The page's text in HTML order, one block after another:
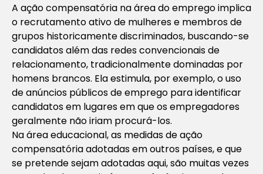
A ação compensatória na área do emprego implica
o recrutamento ativo de mulheres e membros de
grupos historicamente discriminados, buscando-se
candidatos além das redes convencionais de
relacionamento, tradicionalmente dominadas por
homens brancos. Ela estimula, por exemplo, o uso
de anúncios públicos de emprego para identificar
candidatos em lugares em que os empregadores
geralmente não iriam procurá-los.
Na área educacional, as medidas de ação
compensatória adotadas em outros países, e que
se pretende sejam adotadas aqui, são muitas vezes